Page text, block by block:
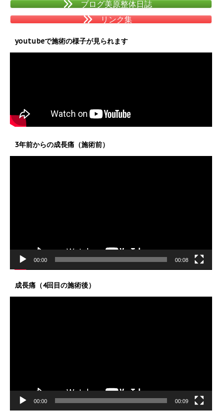
ブログ美原整体日誌
リンク集
youtubeで施術の様子が見られます
3年前からの成長痛（施術前）
00:00 00:08
成長痛（4回目の施術後）
00:00 00:09